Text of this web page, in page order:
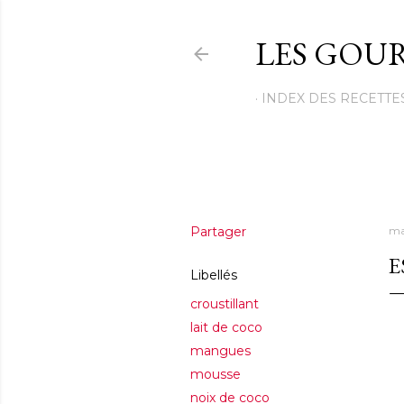
LES
INDEX DES
Partager
Libellés
croustillant
lait de coco
mangues
mousse
noix de coco